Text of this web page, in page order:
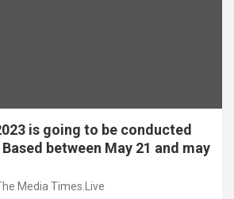
is going to be conducted
between May 21 and may
Media Times.Live